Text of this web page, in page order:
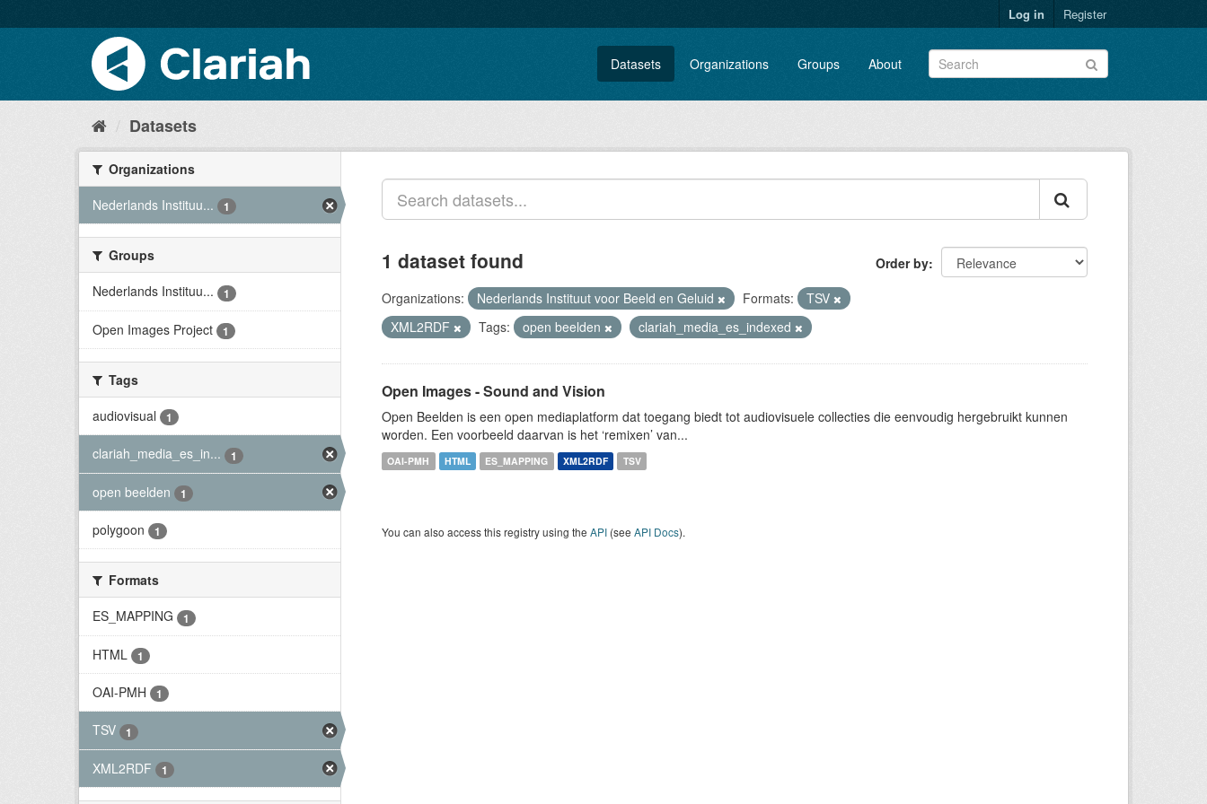
Log in Register
Datasets Organizations Groups About
Datasets
Organizations
Nederlands Instituu...
1
Groups
Nederlands Instituu...
1
Open Images Project 1
Tags
audiovisual
1
clariah_media_es_in... 1
open beelden 1
polygoon 1
Formats
ES_MAPPING
1
HTML 1
OAI-PMH 1
TSV 1
XML2RDF 1
Order by
1 dataset found
Organizations: Nederlands Instituut voor Beeld en Geluid Formats:
TSV
XML2RDF
Tags: open beelden clariah_media_es_indexed
Open Images - Sound and Vision
Open Beelden is een open mediaplatform dat toegang biedt tot audiovisuele collecties die eenvoudig hergebruikt kunnen
worden. Een voorbeeld daarvan is het ‘remixen’ van...
OAI-PMH HTML ES_MAPPING XML2RDF TSV
You can also access this registry using the API (see API Docs).